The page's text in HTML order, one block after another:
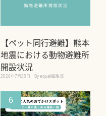
【ペット同行避難】熊本
地震における動物避難所
開設状況
2026年7月30日 By equall編集部
6